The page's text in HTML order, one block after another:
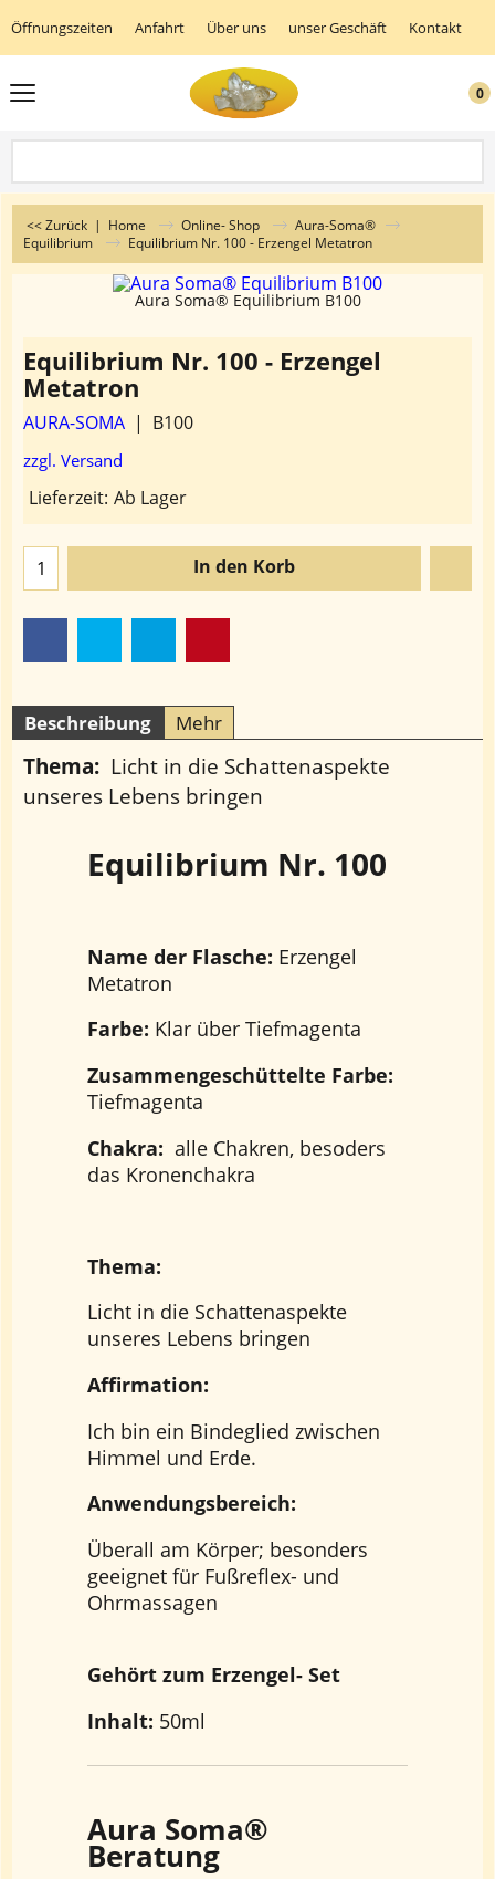
Öffnungszeiten Anfahrt Über uns unser Geschäft Kontakt
0
<< Zurück | Home Online- Shop
Aura-Soma®
Equilibrium
Equilibrium Nr. 100 - Erzengel Metatron
Aura Soma® Equilibrium B100
Equilibrium Nr. 100 - Erzengel
Metatron
AURA-SOMA B100
zzgl. Versand
Lieferzeit: Ab Lager
In den Korb
Beschreibung Mehr
Thema: Licht in die Schattenaspekte
unseres Lebens bringen
Equilibrium Nr. 100
Name der Flasche: Erzengel
Metatron
Farbe: Klar über Tiefmagenta
Zusammengeschüttelte Farbe:
Tiefmagenta
Chakra: alle Chakren, besoders
das Kronenchakra
Thema:
Licht in die Schattenaspekte
unseres Lebens bringen
Affirmation:
Ich bin ein Bindeglied zwischen
Himmel und Erde.
Anwendungsbereich:
Überall am Körper; besonders
geeignet für Fußreflex- und
Ohrmassagen
Gehört zum Erzengel- Set
Inhalt: 50ml
Aura Soma®
Beratung